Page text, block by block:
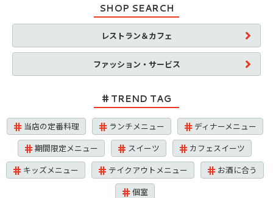
SHOP SEARCH
レストラン＆カフェ
ファッション・サービス
TREND TAG
当店の定番料理 ランチメニュー
ディナーメニュー
期間限定メニュー
スイーツ
カフェスイーツ
キッズメニュー
テイクアウトメニュー
お酒に合う
個室